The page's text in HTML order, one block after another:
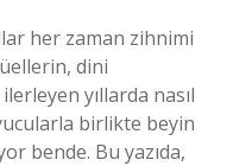
her zaman zihnimi
dini
yıllarda nasıl
birlikte beyin
bende. Bu yazıda,